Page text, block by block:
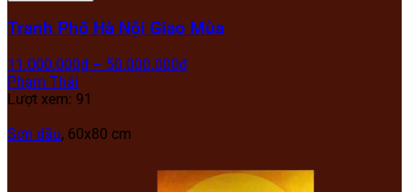
Tranh Phố Hà Nội Giao Mùa
11.000.000₫ – 50.000.000₫
Phạm Thái
Lượt xem: 91
Sơn dầu, 60x80 cm